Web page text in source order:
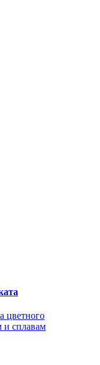
цветного
и сплавам